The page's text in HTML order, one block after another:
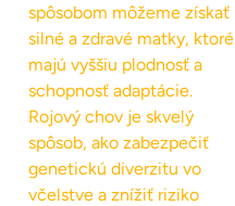
spôsobom môžeme získať
silné a zdravé matky, ktoré
majú vyššiu plodnosť a
schopnosť adaptácie.
Rojový chov je skvelý
spôsob, ako zabezpečiť
genetickú diverzitu vo
včelstve a znížiť riziko